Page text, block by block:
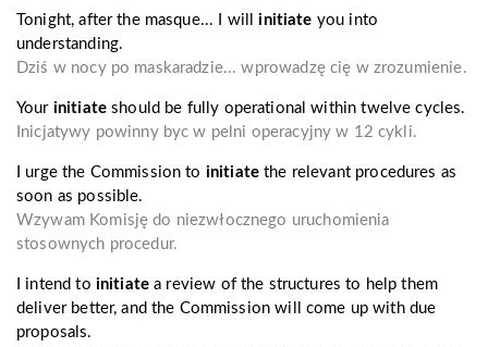
Tonight, after the masque... I willinitiate you into
understanding.
Dziś w nocy po maskaradzie... wprowadzę cię w zrozumienie.
Your initiateshould be fully operational within twelve cycles.
Inicjatywy powinny byc w pelni operacyjny w 12 cykli.
I urge the Commission to initiatethe relevant procedures as
soon as possible.
Wzywam Komisję do niezwłocznego uruchomienia
stosownych procedur.
I intend to initiate a review of the structures to help them
deliver better, and the Commission will come up with due
proposals.